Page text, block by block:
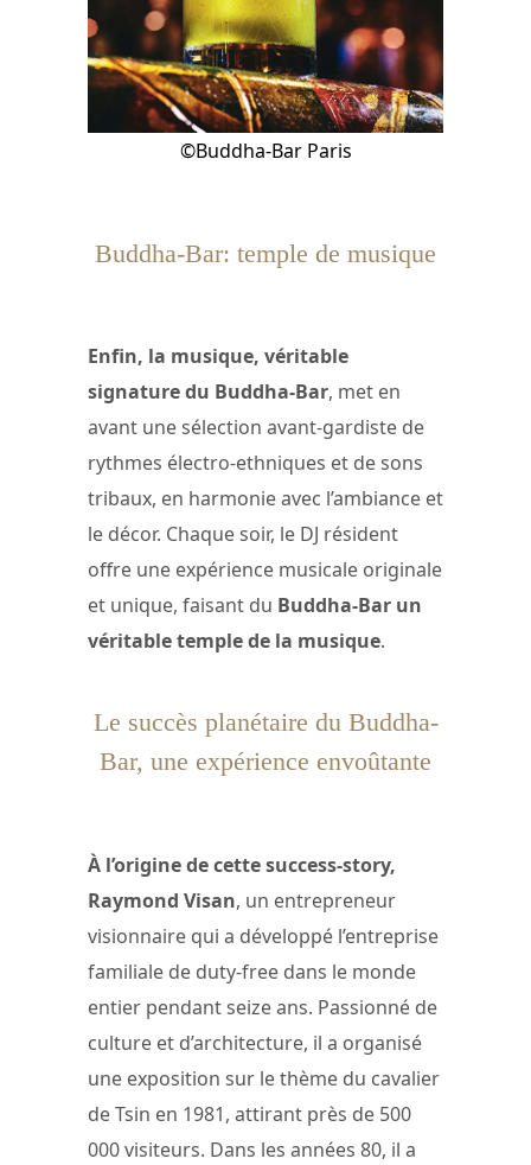
©Buddha-Bar Paris
Buddha-Bar: temple de musique
Enfin, la musique, véritable
signature du Buddha-Bar, met en
avant une sélection avant-gardiste de
rythmes électro-ethniques et de sons
tribaux, en harmonie avec l’ambiance et
le décor. Chaque soir, le DJ résident
offre une expérience musicale originale
et unique, faisant du Buddha-Bar un
véritable temple de la musique.
Le succès planétaire du Buddha-
Bar, une expérience envoûtante
À l’origine de cette success-story,
Raymond Visan, un entrepreneur
visionnaire qui a développé l’entreprise
familiale de duty-free dans le monde
entier pendant seize ans. Passionné de
culture et d’architecture, il a organisé
une exposition sur le thème du cavalier
de Tsin en 1981, attirant près de 500
000 visiteurs. Dans les années 80, il a